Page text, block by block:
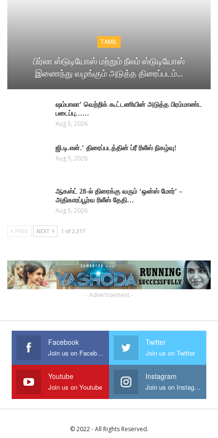
TAMIL
பிர்லா ஸ்டுடியோஸ் மற்றும் நீலம் ஸ்டுடியோஸ்
இணைந்து வழங்கும் அடுத்த திரைப்படம்…
ஷம்பாலா’ வெற்றிக் கூட்டணியின் அடுத்த பிரம்மாண்ட
படைப்பு……
Aug 5, 2026
ஜி.டி.என்.’ திரைப்படத்தின் ப்ரீ ரிலீஸ் நிகழ்வு!
Aug 5, 2026
ஆகஸ்ட் 28-ல் திரைக்கு வரும் ‘ஒன்ஸ் மோர்’ –
அதிகாரப்பூர்வ ரிலீஸ் தேதி…
Aug 5, 2026
PREV NEXT 1 of 2,317
- Advertisement -
Facebook
Join us on Facebook
Twitter
Join us on Twitter
Youtube
Join us on Youtube
Instagram
Join us on Instagram
© 2022 - All Rights Reserved.